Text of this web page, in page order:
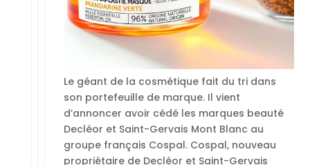
Le géant de la cosmétique fait du tri dans
son portefeuille de marque. Il vient
d’annoncer avoir cédé les marques beauté
Decléor et Saint-Gervais Mont Blanc au
groupe français Cospal. Cospal, nouveau
propriétaire de Decléor et Saint-Gervais